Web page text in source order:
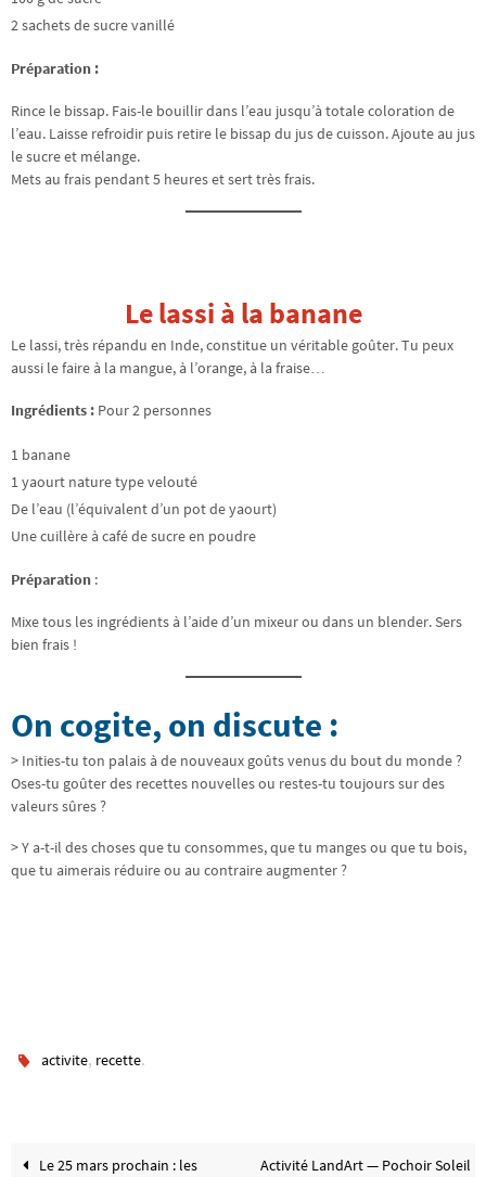
2 sachets de sucre vanillé
Préparation :
Rince le bissap. Fais-le bouillir dans l’eau jusqu’à totale coloration de
l’eau. Laisse refroidir puis retire le bissap du jus de cuisson. Ajoute au jus
le sucre et mélange.
Mets au frais pendant 5 heures et sert très frais.
Le lassi à la banane
Le lassi, très répandu en Inde, constitue un véritable goûter. Tu peux
aussi le faire à la mangue, à l’orange, à la fraise…
Ingrédients : Pour 2 personnes
1 banane
1 yaourt nature type velouté
De l’eau (l’équivalent d’un pot de yaourt)
Une cuillère à café de sucre en poudre
Préparation :
Mixe tous les ingrédients à l’aide d’un mixeur ou dans un blender. Sers
bien frais !
On cogite, on discute :
> Inities-tu ton palais à de nouveaux goûts venus du bout du monde ?
Oses-tu goûter des recettes nouvelles ou restes-tu toujours sur des
valeurs sûres ?
> Y a-t-il des choses que tu consommes, que tu manges ou que tu bois,
que tu aimerais réduire ou au contraire augmenter ?
activite, recette.
Le 25 mars prochain : les
Activité LandArt — Pochoir Soleil